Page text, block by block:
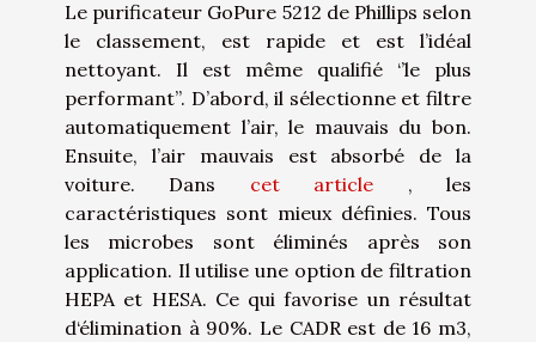
Le purificateur GoPure 5212 de Phillips selon
le classement, est rapide et est l’idéal
nettoyant. Il est même qualifié ‘’le plus
performant’’. D’abord, il sélectionne et filtre
automatiquement l’air, le mauvais du bon.
Ensuite, l’air mauvais est absorbé de la
voiture. Dans cet article , les
caractéristiques sont mieux définies. Tous
les microbes sont éliminés après son
application. Il utilise une option de filtration
HEPA et HESA. Ce qui favorise un résultat
d‘élimination à 90%. Le CADR est de 16 m3,